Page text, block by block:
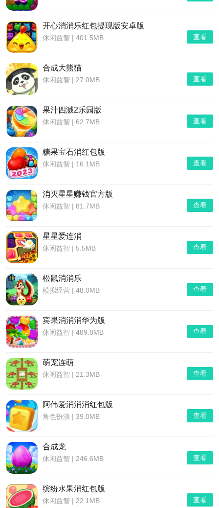
开心消消乐红包提现版安卓版
休闲益智 | 401.5MB 查看
合成大熊猫
休闲益智 | 27.0MB 查看
果汁四溅2乐园版
休闲益智 | 62.7MB 查看
糖果宝石消红包版
休闲益智 | 16.1MB 查看
消灭星星赚钱官方版
休闲益智 | 81.7MB 查看
星星爱连消
休闲益智 | 5.5MB 查看
松鼠消消乐
模拟经营 | 48.0MB 查看
宾果消消消华为版
休闲益智 | 489.8MB 查看
萌宠连萌
休闲益智 | 21.3MB 查看
阿伟爱消消消红包版
角色扮演 | 39.0MB 查看
合成龙
休闲益智 | 246.6MB 查看
缤纷水果消红包版
休闲益智 | 22.1MB 查看